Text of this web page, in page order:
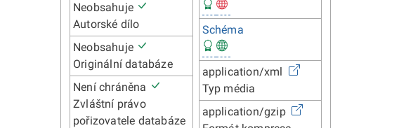
Neobsahuje
Autorské dílo
Neobsahuje
Originální databáze
Není chráněna
Zvláštní právo
pořizovatele databáze
Schéma
application/xml
Typ média
application/gzip